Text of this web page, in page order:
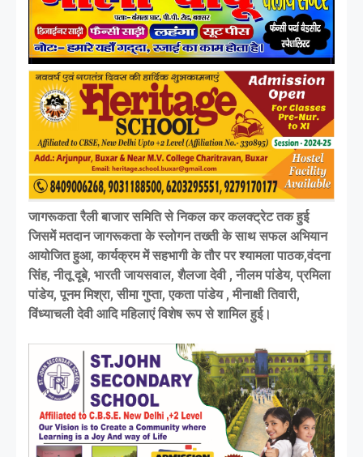
जागरूकता रैली बाजार समिति से निकल कर कलक्ट्रेट तक हुई
जिसमें मतदान जागरूकता के स्लोगन तख्ती के साथ सफल अभियान
आयोजित हुआ, कार्यक्रम में सहभागी के तौर पर श्यामला पाठक,वंदना
सिंह, नीतू दूबे, भारती जायसवाल, शैलजा देवी , नीलम पांडेय, प्रमिला
पांडेय, पूनम मिश्रा, सीमा गुप्ता, एकता पांडेय , मीनाक्षी तिवारी,
विंध्याचली देवी आदि महिलाएं विशेष रूप से शामिल हुई।